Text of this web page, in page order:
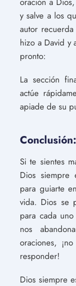
y salve a los
autor
hizo a David y
pronto:
La sección
actúe
apiade de su
Conclusión:
Si te sientes
Dios siempre
para guiarte
vida. Dios se
para cada
nos
oraciones,
responder!
Dios siempre